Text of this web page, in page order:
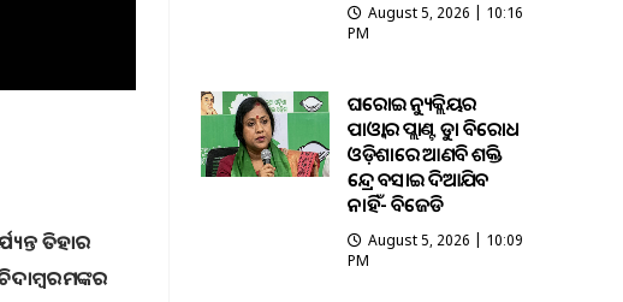
ତିହାର
August 5, 2026 | 10:16
PM
ଘରୋଇ ନ୍ୟୁକ୍ଲିୟର
ପାଓ୍ବାର ପ୍ଲାଣ୍ଟକୁ କଡ଼ା ବିରୋଧ
ଓଡ଼ିଶାରେ ଆଣବିକ ଶକ୍ତି
କେନ୍ଦ୍ର ବସାଇ ଦିଆଯିବ
ନାହିଁ- ବିଜେଡି
August 5, 2026 | 10:09
PM